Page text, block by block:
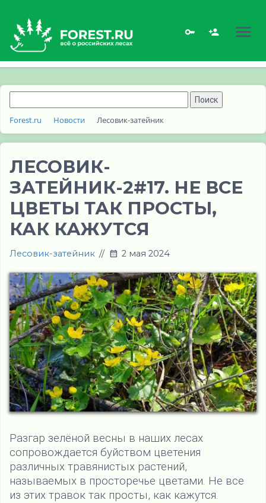
Forest.ru Новости Лесовик-затейник
ЛЕСОВИК-
ЗАТЕЙНИК-2#17. НЕ ВСЕ
ЦВЕТЫ ТАК ПРОСТЫ,
КАК КАЖУТСЯ
Лесовик-затейник // 2 мая 2024
Разгар зелёной весны в наших лесах
сопровождается буйством цветения
различных травянистых растений,
называемых в просторечье цветами. Не все
из этих травок так просты, как кажутся.